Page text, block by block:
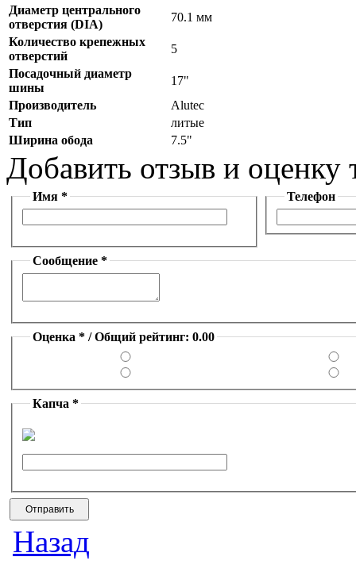
Диаметр центрального
отверстия (DIA)
70.1 мм
Количество крепежных
отверстий
5
Посадочный диаметр
шины
17"
Производитель
Alutec
Тип
литые
Ширина обода
7.5"
Добавить отзыв и оценку
Имя * Телефон
Сообщение *
Оценка * / Общий рейтинг: 0.00
Капча *
Назад